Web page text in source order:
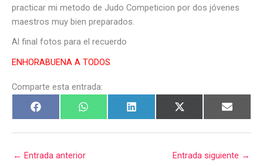
practicar mi metodo de Judo Competicion por dos jóvenes
maestros muy bien preparados.
Al final fotos para el recuerdo
ENHORABUENA A TODOS
Comparte esta entrada:
← Entrada anterior Entrada siguiente →